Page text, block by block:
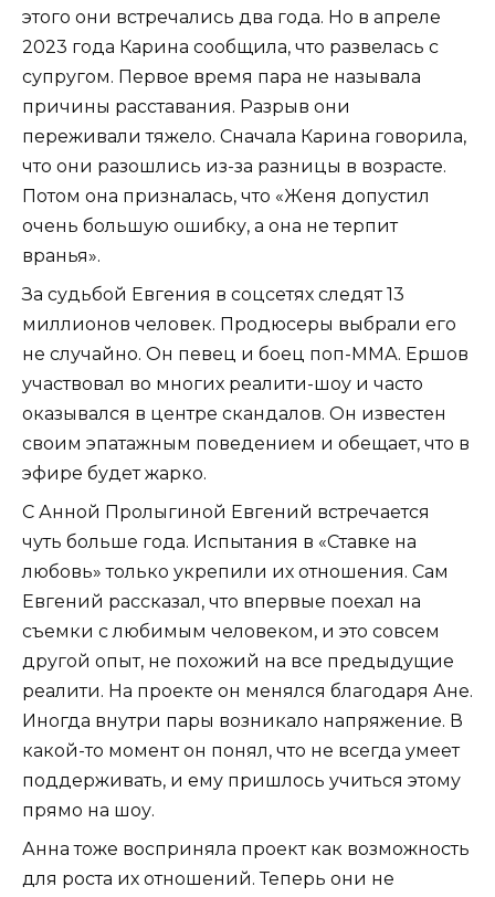
этого они встречались два года. Но в апреле
2023 года Карина сообщила, что развелась с
супругом. Первое время пара не называла
причины расставания. Разрыв они
переживали тяжело. Сначала Карина говорила,
что они разошлись из-за разницы в возрасте.
Потом она призналась, что «Женя допустил
очень большую ошибку, а она не терпит
вранья».
За судьбой Евгения в соцсетях следят 13
миллионов человек. Продюсеры выбрали его
не случайно. Он певец и боец поп-ММА. Ершов
участвовал во многих реалити-шоу и часто
оказывался в центре скандалов. Он известен
своим эпатажным поведением и обещает, что в
эфире будет жарко.
С Анной Пролыгиной Евгений встречается
чуть больше года. Испытания в «Ставке на
любовь» только укрепили их отношения. Сам
Евгений рассказал, что впервые поехал на
съемки с любимым человеком, и это совсем
другой опыт, не похожий на все предыдущие
реалити. На проекте он менялся благодаря Ане.
Иногда внутри пары возникало напряжение. В
какой-то момент он понял, что не всегда умеет
поддерживать, и ему пришлось учиться этому
прямо на шоу.
Анна тоже восприняла проект как возможность
для роста их отношений. Теперь они не